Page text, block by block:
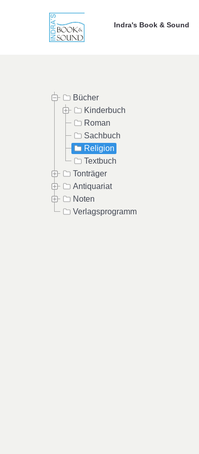
Indra's Book & Sound
Bücher
Kinderbuch
Roman
Sachbuch
Religion
Textbuch
Tonträger
Antiquariat
Noten
Verlagsprogramm